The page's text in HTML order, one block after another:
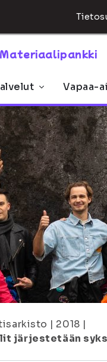
Materiaalipankki
Vapaa-
| 2018 |
järjestetään